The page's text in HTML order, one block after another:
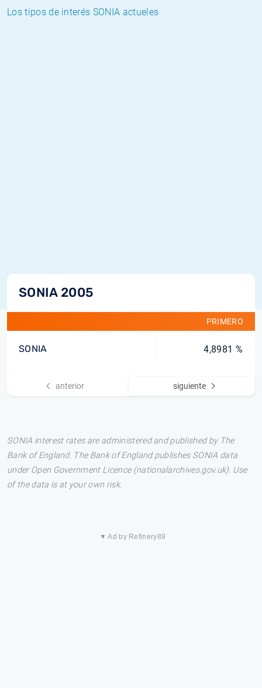
Los tipos de interés SONIA actueles
SONIA 2005
PRIMERO
SONIA 4,8981 %
anterior siguiente
SONIA interest rates are administered and published by The
Bank of England. The Bank of England publishes SONIA data
under Open Government Licence (nationalarchives.gov.uk). Use
of the data is at your own risk.
▼ Ad by Refinery89